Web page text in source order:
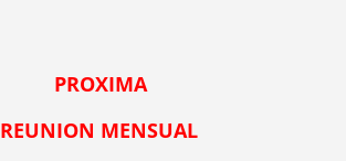
PROXIMA
REUNION MENSUAL